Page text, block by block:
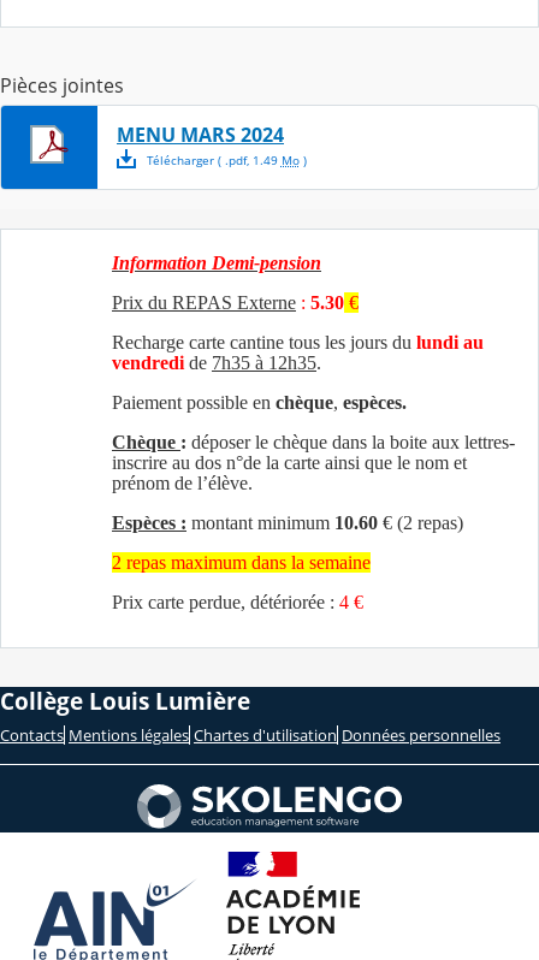
Pièces jointes
MENU MARS 2024
Télécharger( .pdf, 1.49 Mo)
Information Demi-pension
Prix du REPAS Externe : 5.30 €
Recharge carte cantine tous les jours du lundi au
vendredide 7h35 à 12h35.
Paiement possible en chèque, espèces.
Chèque : déposer le chèque dans la boite aux lettres-
inscrire au dos n°de la carte ainsi que le nom et
prénom de l’élève.
Espèces : montant minimum 10.60 € (2 repas)
2 repas maximum dans la semaine
Prix carte perdue, détériorée : 4 €
Collège Louis Lumière
Contacts Mentions légales Chartes d'utilisation Données personnelles